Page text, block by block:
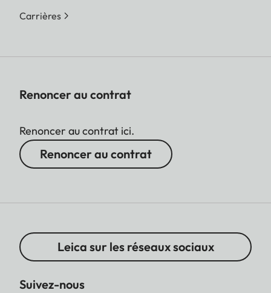
Carrières
Renoncer au contrat
Renoncer au contrat ici.
Renoncer au contrat
Leica sur les réseaux sociaux
Suivez-nous